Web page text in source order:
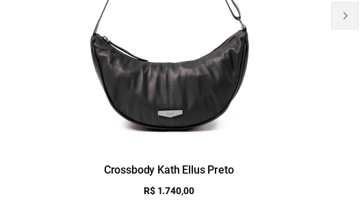
Crossbody Kath Ellus Preto
R$ 1.740,00